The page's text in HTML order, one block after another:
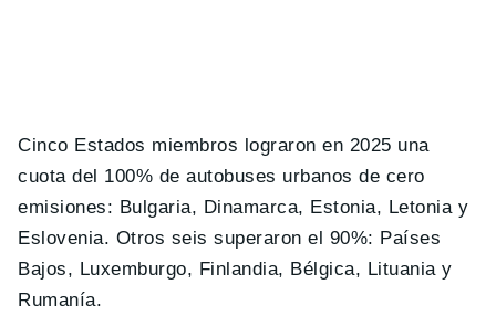
Cinco Estados miembros lograron en 2025 una
cuota del 100% de autobuses urbanos de cero
emisiones: Bulgaria, Dinamarca, Estonia, Letonia y
Eslovenia. Otros seis superaron el 90%: Países
Bajos, Luxemburgo, Finlandia, Bélgica, Lituania y
Rumanía.